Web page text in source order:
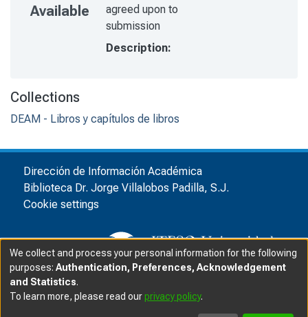
Available
agreed upon to
submission
Description:
Collections
DEAM - Libros y capítulos de libros
Dirección de Información Académica
Biblioteca Dr. Jorge Villalobos Padilla, S.J.
Cookie settings
© ITESO, Universidad Jesuita de Guadalajara, 2025
We collect and process your personal information for the following
purposes: Authentication, Preferences, Acknowledgement
and Statistics.
To learn more, please read ourprivacy policy.